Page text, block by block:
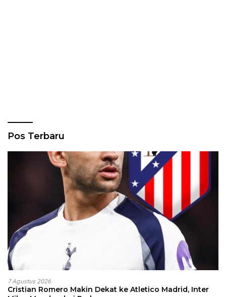
Pos Terbaru
7 Agustus 2026
Cristian Romero Makin Dekat ke Atletico Madrid, Inter